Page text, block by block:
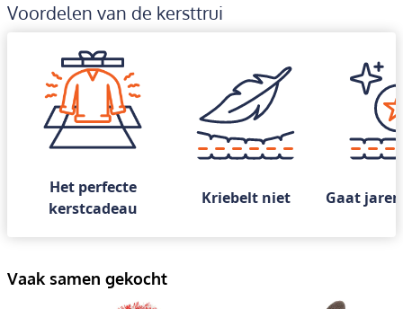
Voordelen van de kersttrui
Het perfecte
kerstcadeau
Kriebelt niet Gaat
Vaak samen gekocht